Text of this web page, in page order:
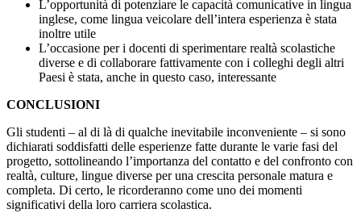
L’opportunità di potenziare le capacità comunicative in lingua
inglese, come lingua veicolare dell’intera esperienza è stata
inoltre utile
L’occasione per i docenti di sperimentare realtà scolastiche
diverse e di collaborare fattivamente con i colleghi degli altri
Paesi è stata, anche in questo caso, interessante
CONCLUSIONI
Gli studenti – al di là di qualche inevitabile inconveniente – si sono
dichiarati soddisfatti delle esperienze fatte durante le varie fasi del
progetto, sottolineando l’importanza del contatto e del confronto con
realtà, culture, lingue diverse per una crescita personale matura e
completa. Di certo, le ricorderanno come uno dei momenti
significativi della loro carriera scolastica.